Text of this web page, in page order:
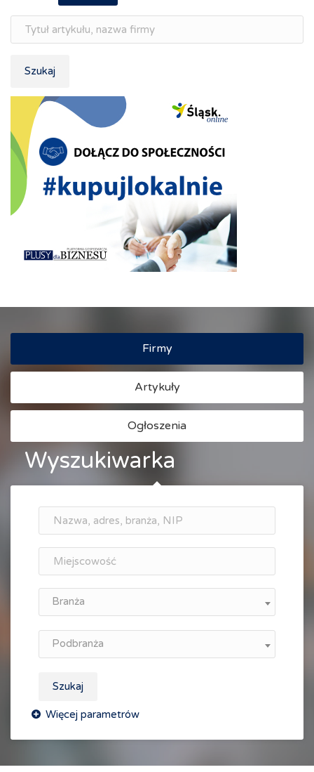
Szukaj
Firmy
Artykuły
Ogłoszenia
Wyszukiwarka
Branża
Podbranża
Szukaj